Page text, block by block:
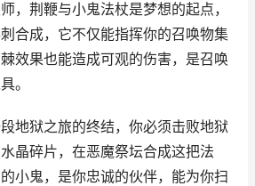
，荆鞭与小鬼法杖是梦想的起点，
合成，它不仅能指挥你的召唤物集
效果也能造成可观的伤害，是召唤
。
地狱之旅的终结，你必须击败地狱
晶碎片，在恶魔祭坛合成这把法
小鬼，是你忠诚的伙伴，能为你扫